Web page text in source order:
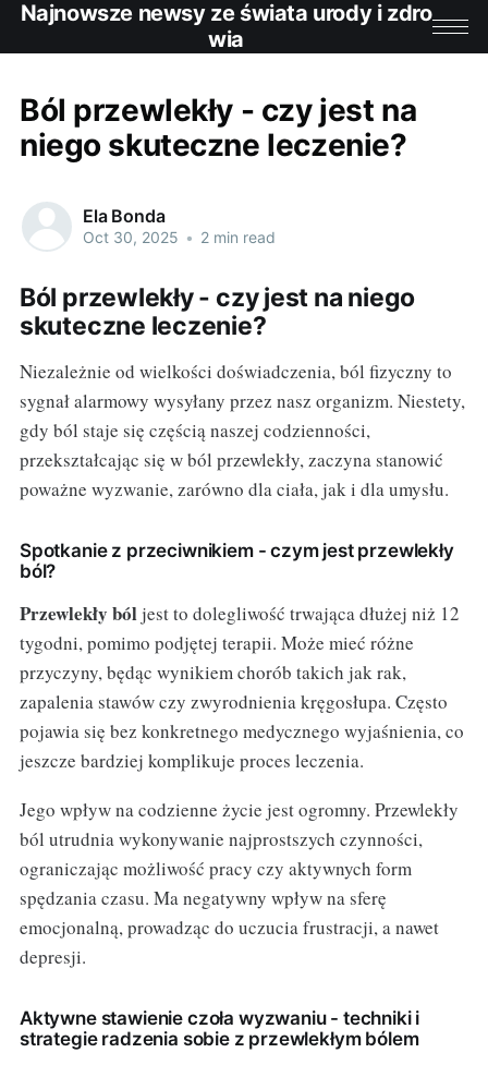
Najnowsze newsy ze świata urody i zdro
wia
Ból przewlekły - czy jest na
niego skuteczne leczenie?
Ela Bonda
Oct 30, 2025 • 2 min read
Ból przewlekły - czy jest na niego
skuteczne leczenie?
Niezależnie od wielkości doświadczenia, ból fizyczny to
sygnał alarmowy wysyłany przez nasz organizm. Niestety,
gdy ból staje się częścią naszej codzienności,
przekształcając się w ból przewlekły, zaczyna stanowić
poważne wyzwanie, zarówno dla ciała, jak i dla umysłu.
Spotkanie z przeciwnikiem - czym jest przewlekły
ból?
Przewlekły bóljest to dolegliwość trwająca dłużej niż 12
tygodni, pomimo podjętej terapii. Może mieć różne
przyczyny, będąc wynikiem chorób takich jak rak,
zapalenia stawów czy zwyrodnienia kręgosłupa. Często
pojawia się bez konkretnego medycznego wyjaśnienia, co
jeszcze bardziej komplikuje proces leczenia.
Jego wpływ na codzienne życie jest ogromny. Przewlekły
ból utrudnia wykonywanie najprostszych czynności,
ograniczając możliwość pracy czy aktywnych form
spędzania czasu. Ma negatywny wpływ na sferę
emocjonalną, prowadząc do uczucia frustracji, a nawet
depresji.
Aktywne stawienie czoła wyzwaniu - techniki i
strategie radzenia sobie z przewlekłym bólem